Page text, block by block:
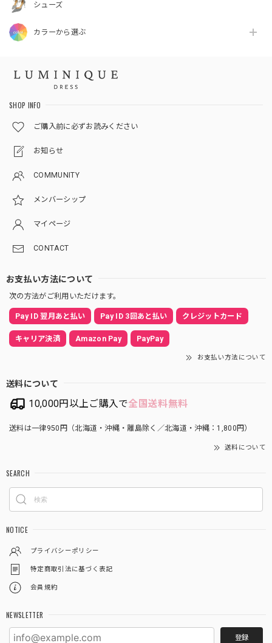
シューズ
カラーから選ぶ
SHOP INFO
ご購入前に必ずお読みください
お知らせ
COMMUNITY
メンバーシップ
マイページ
CONTACT
お支払い方法について
次の方法がご利用いただけます。
Pay ID 翌月あと払い Pay ID 3回あと払い クレジットカード
キャリア決済 Amazon Pay PayPay
お支払い方法について
送料について
10,000円以上ご購入で全国送料無料
送料は一律950円（北海道・沖縄・離島除く／北海道・沖縄：1,800円）
送料について
SEARCH
NOTICE
プライバシーポリシー
特定商取引法に基づく表記
会員規約
NEWSLETTER
登録